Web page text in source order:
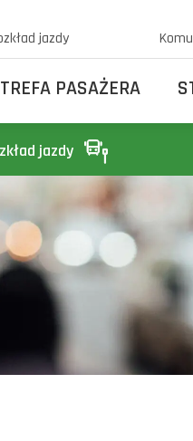
jazdy
PASAŻERA
jazdy